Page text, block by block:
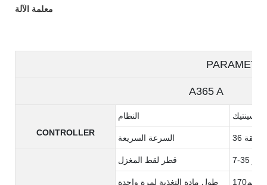
معلمة الآلة
A365 A
CONTROLLER
النظام سينتيك
السرعة السريعة
قطر لقط المغزل
طول مادة التغذية لمرة واحدة مم170